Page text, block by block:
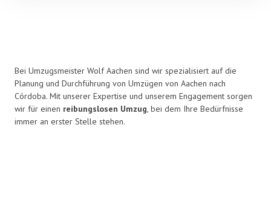
Bei Umzugsmeister Wolf Aachen sind wir spezialisiert auf die
Planung und Durchführung von Umzügen von Aachen nach
Córdoba. Mit unserer Expertise und unserem Engagement sorgen
wir für einen reibungslosen Umzug, bei dem Ihre Bedürfnisse
immer an erster Stelle stehen.